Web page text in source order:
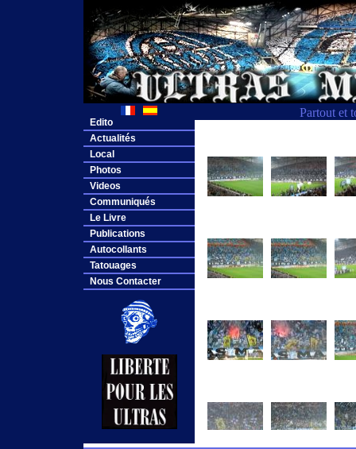
Partout et
Edito
Actualités
Local
Photos
Videos
Communiqués
Le Livre
Publications
Autocollants
Tatouages
Nous Contacter